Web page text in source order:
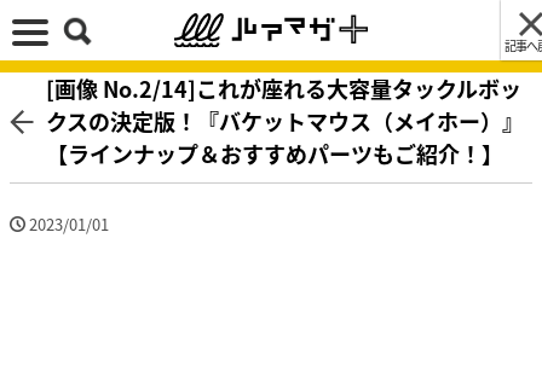
記事へ
[画像 No.2/14]これが座れる大容量タックルボッ
クスの決定版！『バケットマウス（メイホー）』
【ラインナップ＆おすすめパーツもご紹介！】
2023/01/01